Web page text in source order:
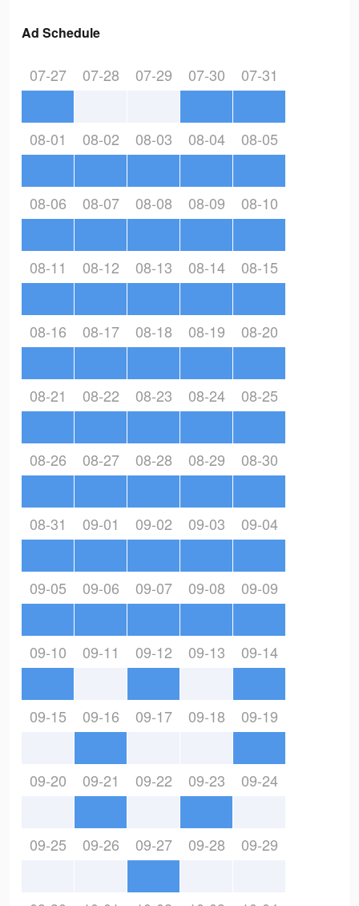
Ad Schedule
07-27 07-28 07-29 07-30 07-31
08-01 08-02 08-03 08-04 08-05
08-06 08-07 08-08 08-09 08-10
08-11 08-12 08-13 08-14 08-15
08-16 08-17 08-18 08-19 08-20
08-21 08-22 08-23 08-24 08-25
08-26 08-27 08-28 08-29 08-30
08-31 09-01 09-02 09-03 09-04
09-05 09-06 09-07 09-08 09-09
09-10 09-11 09-12 09-13 09-14
09-15 09-16 09-17 09-18 09-19
09-20 09-21 09-22 09-23 09-24
09-25 09-26 09-27 09-28 09-29